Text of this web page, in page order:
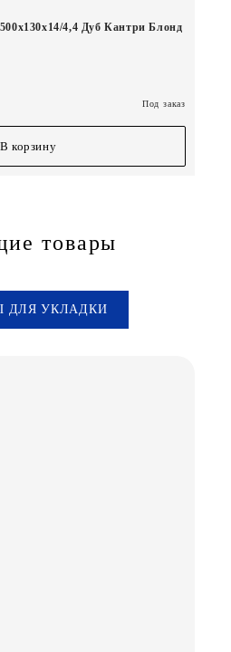
4,4 Дуб Кантри Блонд
Под заказ
В корзину
товары
ДЛЯ УКЛАДКИ